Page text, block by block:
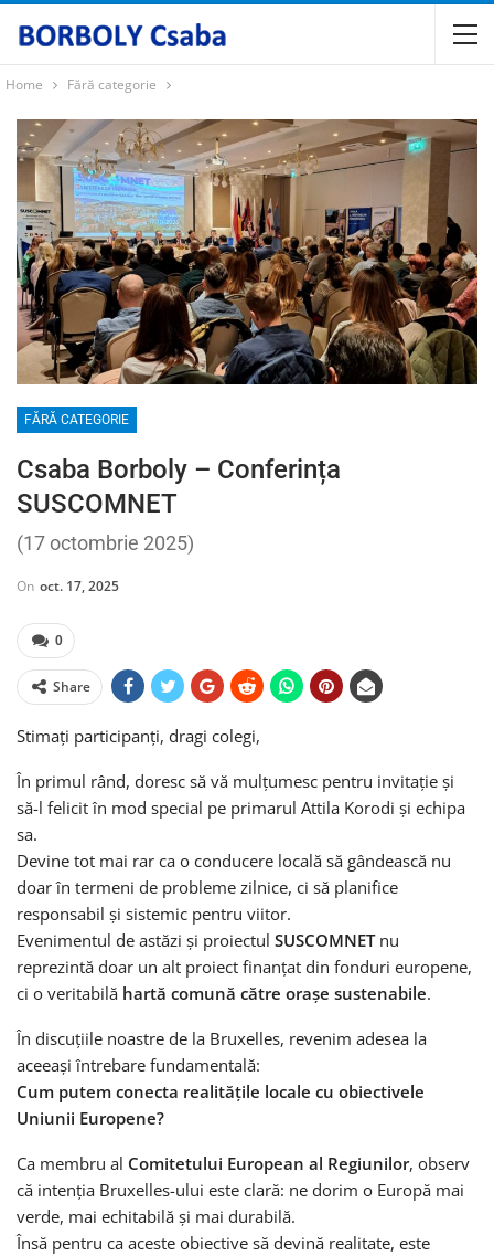
Home Fără categorie
FĂRĂ CATEGORIE
Csaba Borboly – Conferința
SUSCOMNET
(17 octombrie 2025)
On oct. 17, 2025
0
Share
Stimați participanți, dragi colegi,
În primul rând, doresc să vă mulțumesc pentru invitație și
să-l felicit în mod special pe primarul Attila Korodi și echipa
sa.
Devine tot mai rar ca o conducere locală să gândească nu
doar în termeni de probleme zilnice, ci să planifice
responsabil și sistemic pentru viitor.
Evenimentul de astăzi și proiectul SUSCOMNETnu
reprezintă doar un alt proiect finanțat din fonduri europene,
ci o veritabilă hartă comună către orașe sustenabile.
În discuțiile noastre de la Bruxelles, revenim adesea la
aceeași întrebare fundamentală:
Cum putem conecta realitățile locale cu obiectivele
Uniunii Europene?
Ca membru al Comitetului European al Regiunilor, observ
că intenția Bruxelles-ului este clară: ne dorim o Europă mai
verde, mai echitabilă și mai durabilă.
Însă pentru ca aceste obiective să devină realitate, este